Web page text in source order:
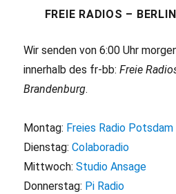
FREIE RADIOS –
Wir senden von 6:00 Uhr
innerhalb des fr-bb:Freie
Brandenburg.
Montag: Freies Radio Potsdam
Dienstag:Colaboradio
Mittwoch:Studio Ansage
Donnerstag: Pi Radio